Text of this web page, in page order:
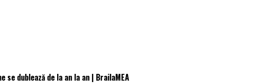
dublează de la an la an | BrailaMEA